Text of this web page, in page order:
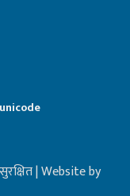
| Website by